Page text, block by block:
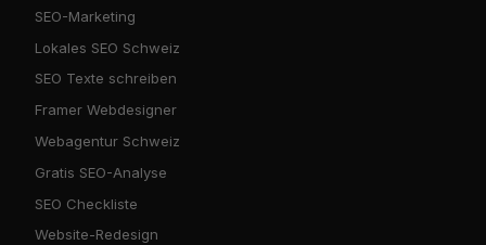
SEO-Marketing
Lokales SEO Schweiz
SEO Texte schreiben
Framer Webdesigner
Webagentur Schweiz
Gratis SEO-Analyse
SEO Checkliste
Website-Redesign